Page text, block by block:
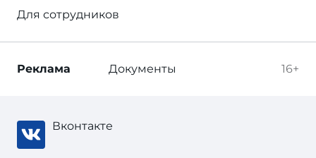
Для сотрудников
16+
Реклама Документы
Вконтакте